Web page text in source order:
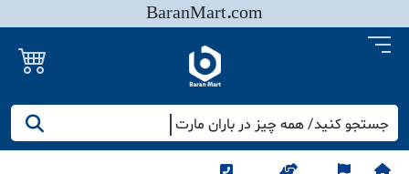
BaranMart.com
جستجو کنید/ همه چیز در باران مارت